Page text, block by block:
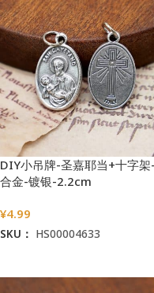
DIY小吊牌-圣嘉耶当+十字
合金-镀银-2.2cm
¥4.99
SKU： HS00004633